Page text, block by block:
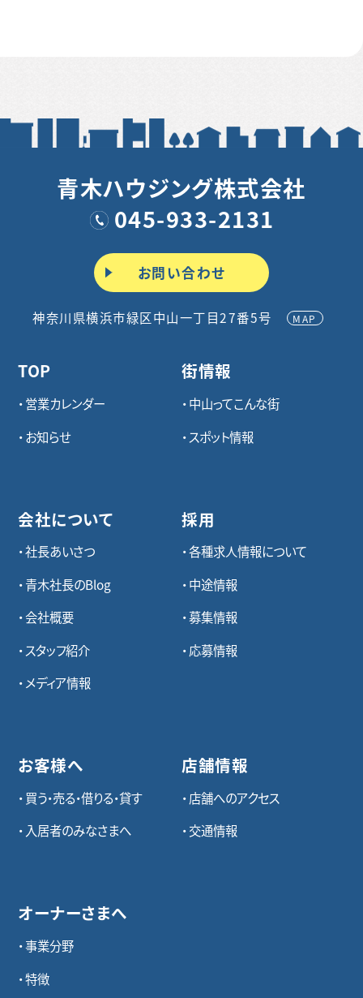
青木ハウジング株式会社
045-933-2131
お問い合わせ
神奈川県横浜市緑区中山一丁目27番5号 MAP
TOP
営業カレンダー
お知らせ
会社について
社長あいさつ
青木社長のBlog
会社概要
スタッフ紹介
メディア情報
お客様へ
買う・売る・借りる・貸す
入居者のみなさまへ
オーナーさまへ
事業分野
特徴
街情報
中山ってこんな街
スポット情報
採用
各種求⼈情報について
中途情報
募集情報
応募情報
店舗情報
店舗へのアクセス
交通情報